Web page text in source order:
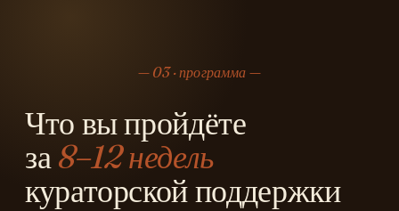
03 · программа
Что вы пройдёте
за8–12 недель
кураторской поддержки